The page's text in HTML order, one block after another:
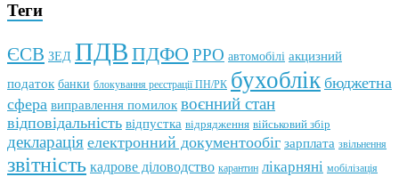
Теги
ЄСВ ЗЕД ПДВ ПДФО РРО автомобілі акцизний
податок банки блокування реєстрації ПН/РК бухоблік бюджетна
сфера виправлення помилок воєнний стан
відповідальність відпустка відрядження військовий збір
декларація електронний документообіг зарплата звільнення
звітність кадрове діловодство карантин лікарняні мобілізація